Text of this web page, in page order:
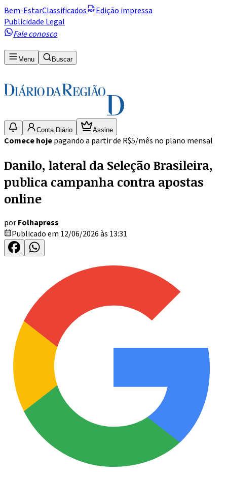
Bem-EstarClassificados
Edição impressa
Publicidade Legal
Fale conosco
Menu Buscar
Conta Diário Assine
Comece hojepagando a partir de R$5/mês no plano mensal
Danilo, lateral da Seleção Brasileira,
publica campanha contra apostas
online
porFolhapress
Publicado em 12/06/2026 às 13:31